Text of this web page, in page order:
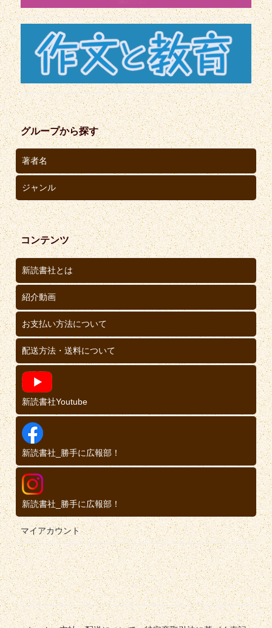
グループから探す
著者名
ジャンル
コンテンツ
新読書社とは
紹介動画
お支払い方法について
配送方法・送料について
新読書社Youtube
新読書社_勝手に広報部！
新読書社_勝手に広報部！
マイアカウント